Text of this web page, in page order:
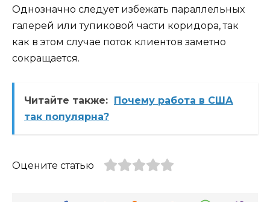
Однозначно следует избежать параллельных
галерей или тупиковой части коридора, так
как в этом случае поток клиентов заметно
сокращается.
Читайте также:
Почему работа в США
так популярна?
Оцените статью